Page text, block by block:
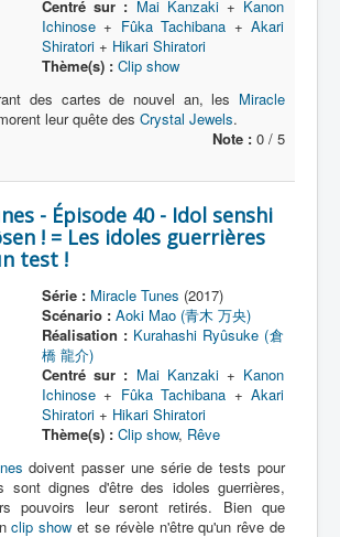
Centré sur : Mai Kanzaki+ Kanon
Ichinose+ Fûka Tachibana +Akari
Shiratori+ Hikari Shiratori
Thème(s) : Clip show
des cartes de nouvel an, les Miracle
leur quête des Crystal Jewels.
Note : 0 / 5
- Épisode 40 - Idol senshi
! = Les idoles guerrières
test !
Série : Miracle Tunes (2017)
Scénario : Aoki Mao (青木 万央)
Réalisation : Kurahashi Ryûsuke (倉
橋 龍介)
Centré sur : Mai Kanzaki+ Kanon
Ichinose+ Fûka Tachibana +Akari
Shiratori+ Hikari Shiratori
Thème(s) : Clip show, Rêve
doivent passer une série de tests pour
sont dignes d'être des idoles guerrières,
pouvoirs leur seront retirés. Bien que
clip show et se révèle n'être qu'un rêve de